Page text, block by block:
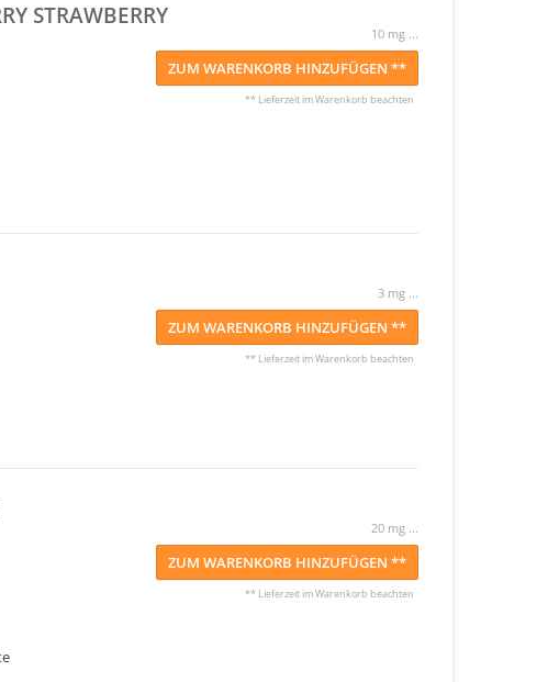
STRAWBERRY
10 mg ...
ZUM WARENKORB HINZUFÜGEN **
** Lieferzeit im Warenkorb beachten
3 mg ...
ZUM WARENKORB HINZUFÜGEN **
** Lieferzeit im Warenkorb beachten
20 mg ...
ZUM WARENKORB HINZUFÜGEN **
** Lieferzeit im Warenkorb beachten